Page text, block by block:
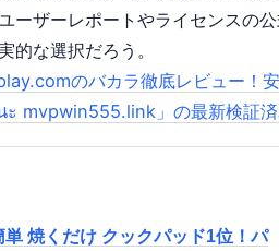
ーザーレポートやライセンスの
的な選択だろう。
のバカラ徹底レビュー！
ะ mvpwin555.link」の最新検証
焼くだけ クックパッド1位！パ